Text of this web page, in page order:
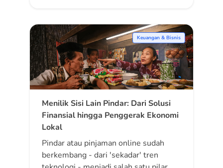
Keuangan & Bisnis
Menilik Sisi Lain Pindar: Dari Solusi
Finansial hingga Penggerak Ekonomi
Lokal
Pindar atau pinjaman online sudah
berkembang - dari 'sekadar' tren